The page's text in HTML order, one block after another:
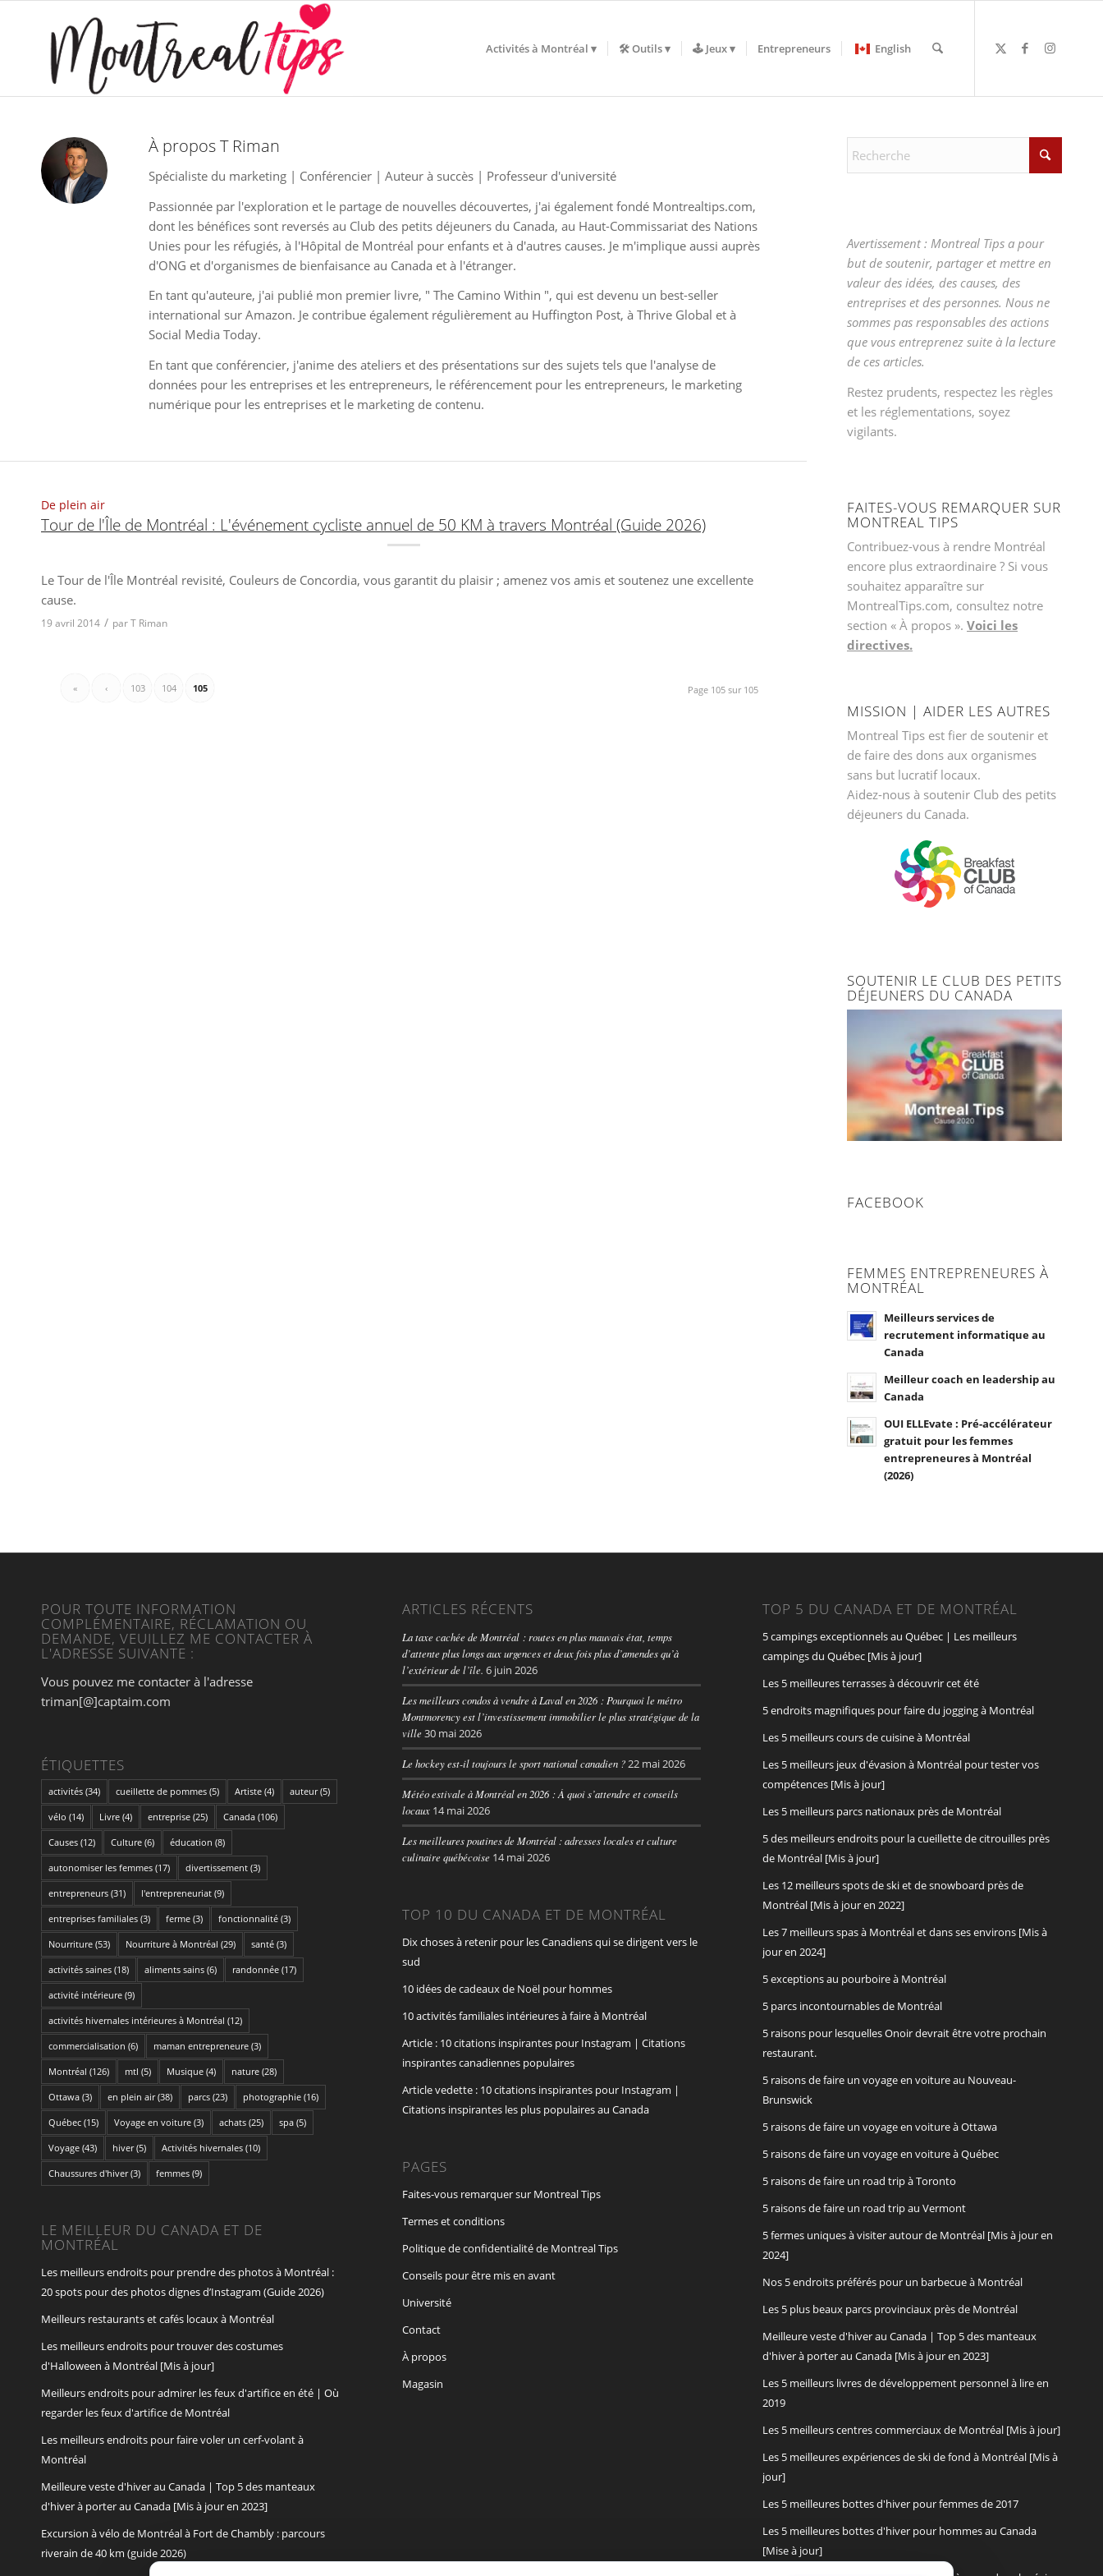
Activités à Montréal 🛠️ Outils 🕹️ Jeux Entrepreneurs English
À proposT Riman
Spécialiste du marketing | Conférencier | Auteur à succès | Professeur d'université
Passionnée par l'exploration et le partage de nouvelles découvertes, j'ai également fondé Montrealtips.com,
dont les bénéfices sont reversés au Club des petits déjeuners du Canada, au Haut-Commissariat des Nations
Unies pour les réfugiés, à l'Hôpital de Montréal pour enfants et à d'autres causes. Je m'implique aussi auprès
d'ONG et d'organismes de bienfaisance au Canada et à l'étranger.
En tant qu'auteure, j'ai publié mon premier livre, " The Camino Within ", qui est devenu un best-seller
international sur Amazon. Je contribue également régulièrement au Huffington Post, à Thrive Global et à
Social Media Today.
En tant que conférencier, j'anime des ateliers et des présentations sur des sujets tels que l'analyse de
données pour les entreprises et les entrepreneurs, le référencement pour les entrepreneurs, le marketing
numérique pour les entreprises et le marketing de contenu.
De plein air
Tour de l'Île de Montréal : L'événement cycliste annuel de 50 KM à travers Montréal (Guide 2026)
Le Tour de l'Île Montréal revisité, Couleurs de Concordia, vous garantit du plaisir ; amenez vos amis et soutenez une excellente
cause.
19 avril 2014 / parT Riman
Page 105 sur 105
« ‹ 103 104 105
Avertissement : Montreal Tips a pour
but de soutenir, partager et mettre en
valeur des idées, des causes, des
entreprises et des personnes. Nous ne
sommes pas responsables des actions
que vous entreprenez suite à la lecture
de ces articles.
Restez prudents, respectez les règles
et les réglementations, soyez
vigilants.
FAITES-VOUS REMARQUER SUR
MONTREAL TIPS
Contribuez-vous à rendre Montréal
encore plus extraordinaire ? Si vous
souhaitez apparaître sur
MontrealTips.com, consultez notre
section « À propos ». Voici les
directives.
MISSION | AIDER LES AUTRES
Montreal Tips est fier de soutenir et
de faire des dons aux organismes
sans but lucratif locaux.
Aidez-nous à soutenir Club des petits
déjeuners du Canada.
SOUTENIR LE CLUB DES PETITS
DÉJEUNERS DU CANADA
FACEBOOK
FEMMES ENTREPRENEURES À
MONTRÉAL
Meilleurs services de
recrutement informatique au
Canada
Meilleur coach en leadership au
Canada
OUI ELLEvate : Pré-accélérateur
gratuit pour les femmes
entrepreneures à Montréal
(2026)
POUR TOUTE INFORMATION
COMPLÉMENTAIRE, RÉCLAMATION OU
DEMANDE, VEUILLEZ ME CONTACTER À
L'ADRESSE SUIVANTE :
Vous pouvez me contacter à l'adresse
triman[@]captaim.com
ÉTIQUETTES
activités (34) cueillette de pommes (5) Artiste (4) auteur(5)
vélo (14) Livre (4) entreprise (25) Canada (106)
Causes (12) Culture (6) éducation (8)
autonomiser les femmes (17) divertissement (3)
entrepreneurs (31) l'entrepreneuriat (9)
entreprises familiales (3) ferme (3) fonctionnalité (3)
Nourriture (53) Nourriture à Montréal (29) santé (3)
activités saines (18) aliments sains (6) randonnée (17)
activité intérieure (9)
activités hivernales intérieures à Montréal (12)
commercialisation (6) maman entrepreneure (3)
Montréal (126) mtl (5) Musique (4) nature (28)
Ottawa (3) en plein air(38) parcs (23) photographie (16)
Québec (15) Voyage en voiture (3) achats (25) spa (5)
Voyage (43) hiver(5) Activités hivernales (10)
Chaussures d'hiver(3) femmes (9)
LE MEILLEUR DU CANADA ET DE
MONTRÉAL
Les meilleurs endroits pour prendre des photos à Montréal :
20 spots pour des photos dignes d’Instagram (Guide 2026)
Meilleurs restaurants et cafés locaux à Montréal
Les meilleurs endroits pour trouver des costumes
d'Halloween à Montréal [Mis à jour]
Meilleurs endroits pour admirer les feux d'artifice en été | Où
regarder les feux d'artifice de Montréal
Les meilleurs endroits pour faire voler un cerf-volant à
Montréal
Meilleure veste d'hiver au Canada | Top 5 des manteaux
d'hiver à porter au Canada [Mis à jour en 2023]
Excursion à vélo de Montréal à Fort de Chambly : parcours
riverain de 40 km (guide 2026)
ARTICLES RÉCENTS
La taxe cachée de Montréal : routes en plus mauvais état, temps
d’attente plus longs aux urgences et deux fois plus d’amendes qu’à
l’extérieur de l’île. 6 juin 2026
Les meilleurs condos à vendre à Laval en 2026 : Pourquoi le métro
Montmorency est l’investissement immobilier le plus stratégique de la
ville 30 mai 2026
Le hockey est-il toujours le sport national canadien ? 22 mai 2026
Météo estivale à Montréal en 2026 : À quoi s’attendre et conseils
locaux 14 mai 2026
Les meilleures poutines de Montréal : adresses locales et culture
culinaire québécoise 14 mai 2026
TOP 10 DU CANADA ET DE MONTRÉAL
Dix choses à retenir pour les Canadiens qui se dirigent vers le
sud
10 idées de cadeaux de Noël pour hommes
10 activités familiales intérieures à faire à Montréal
Article : 10 citations inspirantes pour Instagram | Citations
inspirantes canadiennes populaires
Article vedette : 10 citations inspirantes pour Instagram |
Citations inspirantes les plus populaires au Canada
PAGES
Faites-vous remarquer sur Montreal Tips
Termes et conditions
Politique de confidentialité de Montreal Tips
Conseils pour être mis en avant
Université
Contact
À propos
Magasin
TOP 5 DU CANADA ET DE MONTRÉAL
5 campings exceptionnels au Québec | Les meilleurs
campings du Québec [Mis à jour]
Les 5 meilleures terrasses à découvrir cet été
5 endroits magnifiques pour faire du jogging à Montréal
Les 5 meilleurs cours de cuisine à Montréal
Les 5 meilleurs jeux d'évasion à Montréal pour tester vos
compétences [Mis à jour]
Les 5 meilleurs parcs nationaux près de Montréal
5 des meilleurs endroits pour la cueillette de citrouilles près
de Montréal [Mis à jour]
Les 12 meilleurs spots de ski et de snowboard près de
Montréal [Mis à jour en 2022]
Les 7 meilleurs spas à Montréal et dans ses environs [Mis à
jour en 2024]
5 exceptions au pourboire à Montréal
5 parcs incontournables de Montréal
5 raisons pour lesquelles Onoir devrait être votre prochain
restaurant.
5 raisons de faire un voyage en voiture au Nouveau-
Brunswick
5 raisons de faire un voyage en voiture à Ottawa
5 raisons de faire un voyage en voiture à Québec
5 raisons de faire un road trip à Toronto
5 raisons de faire un road trip au Vermont
5 fermes uniques à visiter autour de Montréal [Mis à jour en
2024]
Nos 5 endroits préférés pour un barbecue à Montréal
Les 5 plus beaux parcs provinciaux près de Montréal
Meilleure veste d'hiver au Canada | Top 5 des manteaux
d'hiver à porter au Canada [Mis à jour en 2023]
Les 5 meilleurs livres de développement personnel à lire en
2019
Les 5 meilleurs centres commerciaux de Montréal [Mis à jour]
Les 5 meilleures expériences de ski de fond à Montréal [Mis à
jour]
Les 5 meilleures bottes d'hiver pour femmes de 2017
Les 5 meilleures bottes d'hiver pour hommes au Canada
[Mise à jour]